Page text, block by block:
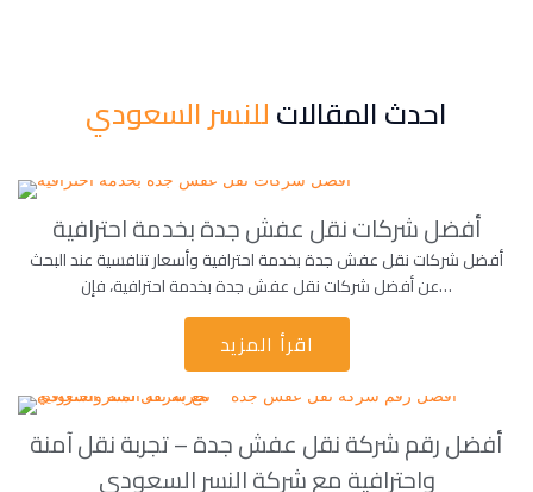
احدث المقالاتللنسر السعودي
أفضل شركات نقل عفش جدة بخدمة احترافية
أفضل شركات نقل عفش جدة بخدمة احترافية وأسعار تنافسية عند البحث
عن أفضل شركات نقل عفش جدة بخدمة احترافية، فإن…
اقرأ المزيد
أفضل رقم شركة نقل عفش جدة – تجربة نقل آمنة
واحترافية مع شركة النسر السعودي